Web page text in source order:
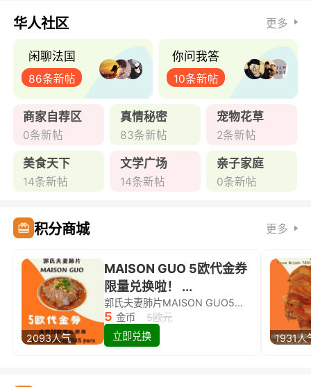
华人社区 更多
闲聊法国
86条新帖
你问我答
10条新帖
商家自荐区
0条新帖
真情秘密
83条新帖
宠物花草
2条新帖
美食天下
14条新帖
文学广场
14条新帖
亲子家庭
0条新帖
积分商城 更多
2093人气
MAISON GUO 5欧代金券
限量兑换啦！ ...
郭氏夫妻肺片MAISON GUO5欧代金券限量兑换啦！
5 金币
5欧元
立即兑换
1931人